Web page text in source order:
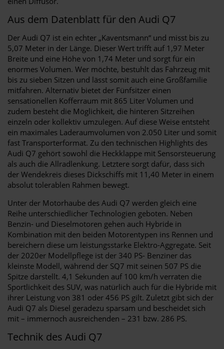
Aus dem Datenblatt für den Audi Q7
Der Audi Q7 ist ein echter „Kaventsmann“ und misst bis zu
5,07 Meter in der Länge. Dieser Wert trifft auf 1,97 Meter
Breite und eine Höhe von 1,74 Meter und sorgt für ein
enormes Volumen. Wer möchte, bestuhlt das Fahrzeug mit
bis zu sieben Sitzen und lässt somit auch eine Großfamilie
mitfahren. Alternativ bietet der Fünfsitzer einen
sensationellen Kofferraum mit 865 Liter Volumen und
zudem besteht die Möglichkeit, die hinteren Sitzreihen
einzeln oder kollektiv umzulegen. Auf diese Weise entsteht
ein maximales Laderaumvolumen von 2.050 Liter und somit
fast Transporterformat. Zu den technischen Highlights des
Audi Q7 gehört sowohl die Heckklappe mit Sensorsteuerung
als auch die Allradlenkung. Letztere sorgt dafür, dass sich
der Wendekreis dieses Dickschiffs mit 11,40 Meter in einem
absolut tolerablen Rahmen bewegt.
Unter der Motorhaube des Audi Q7 werden gleich eine
Reihe unterschiedlicher Technologien geboten. Neben
Benzin- und Dieselmotoren gehen auch Hybride in
Kombination mit den beiden Motorentypen ins Rennen und
bereichern diese um leistungsstarke Elektro-Aggregate. Seit
der 2020er Modellpflege ist der 340 PS- Benziner das
kleinste Modell, während der SQ7 mit seinen 507 PS die
Spitze darstellt. 4,1 Sekunden auf 100 km/h verraten die
Sportlichkeit des SUV, was natürlich auch für die Hybride mit
ihrer Leistung von 381 oder 456 PS gilt. Zuletzt gibt sich der
Audi Q7 als Diesel geradezu sparsam und bescheidet sich
mit – immernoch ausreichenden – 231 bzw. 286 PS.
Technik des Audi Q7